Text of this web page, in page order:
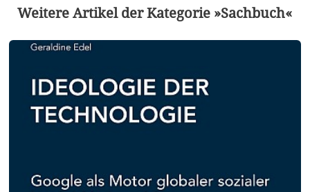
Weitere Artikel der Kategorie »Sachbuch«